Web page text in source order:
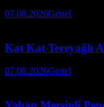
07.08.2026Genel
Kat Kat Tereyağlı
07.08.2026Genel